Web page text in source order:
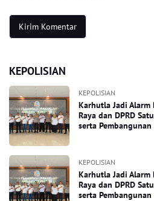
KEPOLISIAN
KEPOLISIAN
Karhutla Jadi Alarm
Raya dan DPRD
serta Pembangunan
KEPOLISIAN
Karhutla Jadi Alarm
Raya dan DPRD
serta Pembangunan